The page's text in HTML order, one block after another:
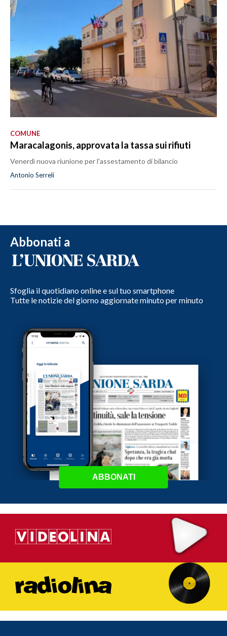
COMUNE
Maracalagonis, approvata la tassa sui rifiuti
Venerdì nuova riunione per l'assestamento di bilancio
Antonio Serreli
Abbonati a
Sfoglia il quotidiano online e sul tuo smartphone
Tutte le notizie del giorno aggiornate minuto per minuto
ABBONATI